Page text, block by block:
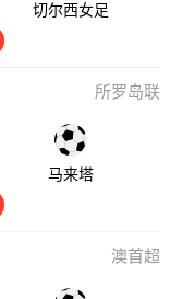
切尔西女足
所罗岛联
马来塔
澳首超